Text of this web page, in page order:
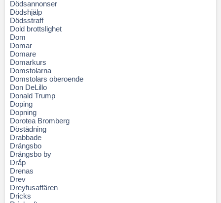
Dödsannonser
Dödshjälp
Dödsstraff
Dold brottslighet
Dom
Domar
Domare
Domarkurs
Domstolarna
Domstolars oberoende
Don DeLillo
Donald Trump
Doping
Dopning
Dorotea Bromberg
Döstädning
Drabbade
Drängsbo
Drängsbo by
Dråp
Drenas
Drev
Dreyfusaffären
Dricks